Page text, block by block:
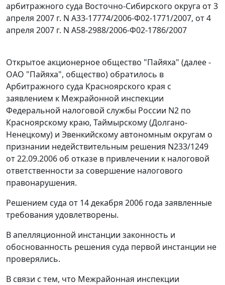
арбитражного суда Восточно-Сибирского округа от 3
апреля 2007 г. N А33-17774/2006-Ф02-1771/2007, от 4
апреля 2007 г. N А58-2988/2006-Ф02-1786/2007
Открытое акционерное общество "Пайяха" (далее -
ОАО "Пайяха", общество) обратилось в
Арбитражного суда Красноярского края с
заявлением к Межрайонной инспекции
Федеральной налоговой службы России N2 по
Красноярскому краю, Таймырскому (Долгано-
Ненецкому) и Эвенкийскому автономным округам о
признании недействительным решения N233/1249
от 22.09.2006 об отказе в привлечении к налоговой
ответственности за совершение налогового
правонарушения.
Решением суда от 14 декабря 2006 года заявленные
требования удовлетворены.
В апелляционной инстанции законность и
обоснованность решения суда первой инстанции не
проверялись.
В связи с тем, что Межрайонная инспекции